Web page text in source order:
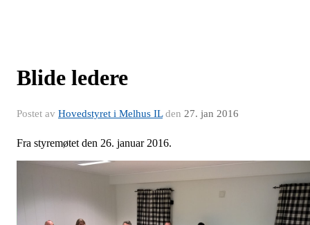
Blide ledere
Postet av Hovedstyret i Melhus ILden 27. jan 2016
Fra styremøtet den 26. januar 2016.